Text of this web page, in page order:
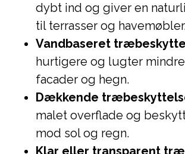
dybt ind og giver en
til terrasser og
Vandbaseret
hurtigere og lugter
facader og hegn.
Dækkende
malet overflade og
mod sol og regn.
Klar eller transparent